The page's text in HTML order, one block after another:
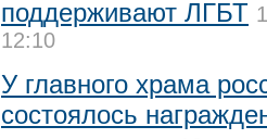
поддерживают ЛГБТ
12:10
У главного храма
состоялось